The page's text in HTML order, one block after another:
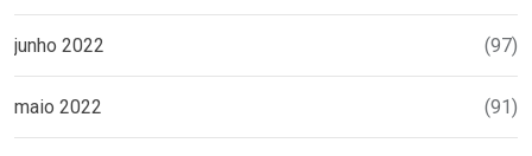
junho 2022 (97)
maio 2022 (91)